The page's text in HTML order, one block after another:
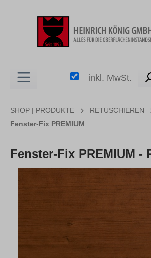
inkl. MwSt.
SHOP | PRODUKTE
RETUSCHIEREN
Fenster-Fix PREMIUM
Fenster-Fix PREMIUM -